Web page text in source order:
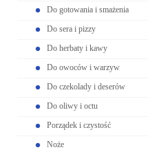
Do gotowania i smażenia
Do sera i pizzy
Do herbaty i kawy
Do owoców i warzyw
Do czekolady i deserów
Do oliwy i octu
Porządek i czystość
Noże